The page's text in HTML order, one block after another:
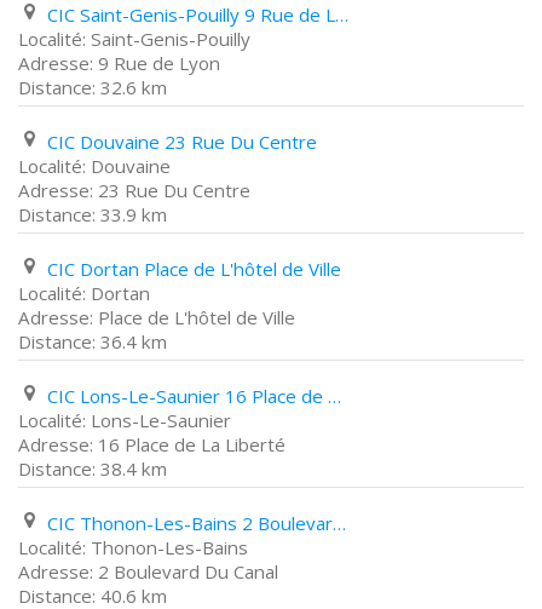
CIC Saint-Genis-Pouilly 9 Rue de Lyon
Saint-Genis-Pouilly
9 Rue de Lyon
32.6 km
CIC Douvaine 23 Rue Du Centre
Douvaine
23 Rue Du Centre
33.9 km
CIC Dortan Place de L'hôtel de Ville
Dortan
Place de L'hôtel de Ville
36.4 km
CIC Lons-Le-Saunier 16 Place de La Liberté
Lons-Le-Saunier
16 Place de La Liberté
38.4 km
CIC Thonon-Les-Bains 2 Boulevard Du Canal
Thonon-Les-Bains
2 Boulevard Du Canal
40.6 km